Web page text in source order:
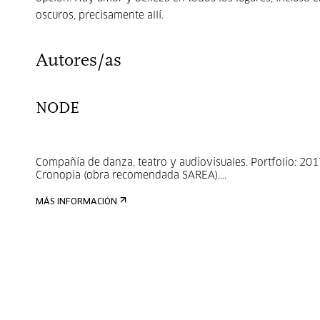
oscuros, precisamente allí.
Autores/as
NODE
Compañía de danza, teatro y audiovisuales. Portfolio:
Cronopia (obra recomendada SAREA)....
MÁS INFORMACIÓN